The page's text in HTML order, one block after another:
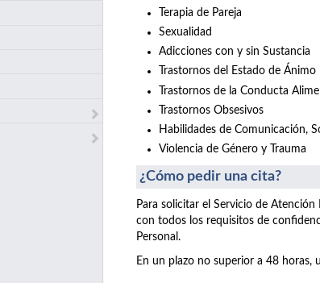
Terapia de Pareja
Sexualidad
Adicciones con y sin Sustancia
Trastornos del Estado de Ánimo
Trastornos de la Conducta
Trastornos Obsesivos
Habilidades de Comunicación,
Violencia de Género y Trauma
¿Cómo pedir una cita?
Para solicitar el Servicio de
con todos los requisitos de
Personal.
En un plazo no superior a 48